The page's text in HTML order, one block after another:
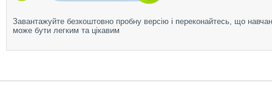
Завантажуйте безкоштовно пробну версію і переконайтесь, що
може бути легким та цікавим